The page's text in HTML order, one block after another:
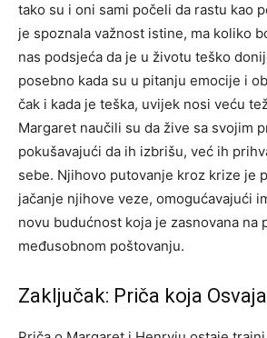
tako su i oni sami počeli da rastu kao
je spoznala važnost istine, ma koliko
nas podsjeća da je u životu teško
posebno kada su u pitanju emocije i
čak i kada je teška, uvijek nosi veću
Margaret naučili su da žive sa svojim
pokušavajući da ih izbrišu, već ih
sebe. Njihovo putovanje kroz krize je
jačanje njihove veze, omogućavajući
novu budućnost koja je zasnovana na
međusobnom poštovanju.
Zaključak: Priča koja Osvaja